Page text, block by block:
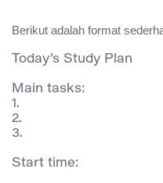
Berikut adalah format
Today’s Study Plan
Main tasks:
1.
2.
3.
Start time: